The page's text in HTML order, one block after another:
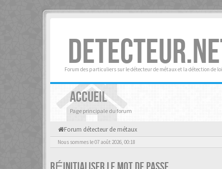
Forum des particuliers sur le détecteur de métaux et la détection de
ACCUEIL
Page principale du forum
Forum détecteur de métaux
Nous sommes le 07 août 2026, 00:18